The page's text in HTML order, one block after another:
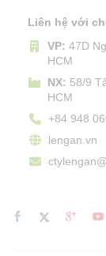
Liên hệ với
VP: 47D
HCM
NX: 58/9
HCM
+84 948
lengan.vn